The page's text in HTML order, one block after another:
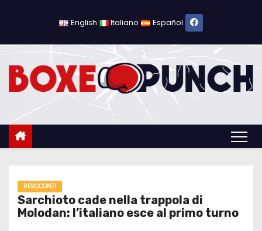
c
English Italiano Español
RESOCONTI
Sarchioto cade nella trappola di
Molodan: l’italiano esce al primo turno